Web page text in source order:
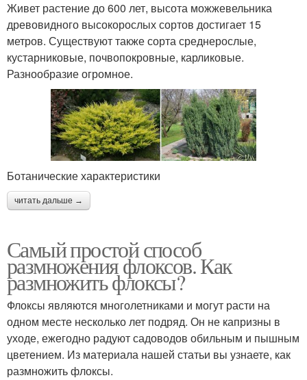
Живет растение до 600 лет, высота можжевельника
древовидного высокорослых сортов достигает 15
метров. Существуют также сорта среднерослые,
кустарниковые, почвопокровные, карликовые.
Разнообразие огромное.
Ботанические характеристики
читать дальше →
Самый простой способ
размножения флоксов. Как
размножить флоксы?
Флоксы являются многолетниками и могут расти на
одном месте несколько лет подряд. Он не капризны в
уходе, ежегодно радуют садоводов обильным и пышным
цветением. Из материала нашей статьи вы узнаете, как
размножить флоксы.